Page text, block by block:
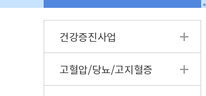
건강증진사업
고혈압/당뇨/고지혈증